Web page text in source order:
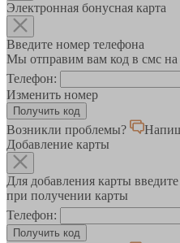
Электронная бонусная карта
Введите номер телефона
Мы отправим вам код в смс
Телефон:
Изменить номер
Возникли проблемы?
Добавление карты
Для добавления карты
при получении карты
Телефон: